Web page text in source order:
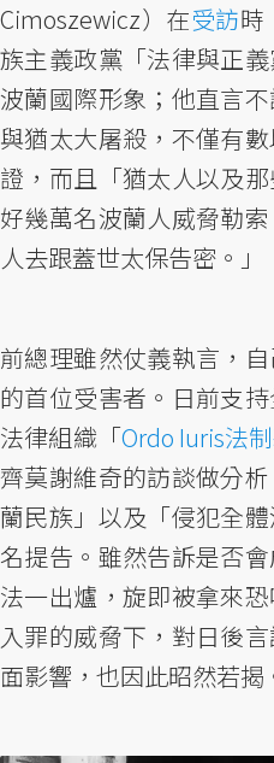
Cimoszewicz）在受訪時
族主義政黨「法律與正
波蘭國際形象；他直言
與猶太大屠殺，不僅有
證，而且「猶太人以及
好幾萬名波蘭人威脅勒
人去跟蓋世太保告密。」
前總理雖然仗義執言，
的首位受害者。日前支
法律組織「Ordo Iuris法
齊莫謝維奇的訪談做分
蘭民族」以及「侵犯全
名提告。雖然告訴是否
法一出爐，旋即被拿來
入罪的威脅下，對日後
面影響，也因此昭然若揭